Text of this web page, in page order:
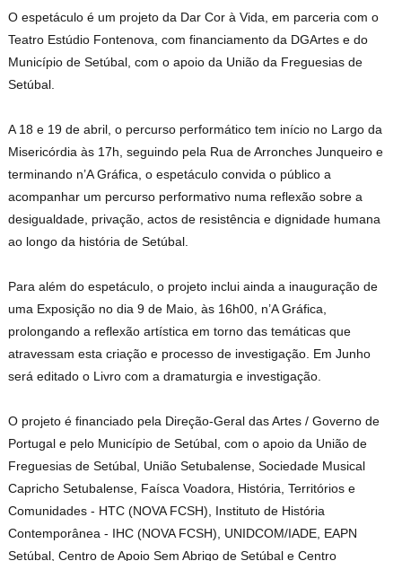
O espetáculo é um projeto da Dar Cor à Vida, em parceria com o
Teatro Estúdio Fontenova, com financiamento da DGArtes e do
Município de Setúbal, com o apoio da União da Freguesias de
Setúbal.
A 18 e 19 de abril, o percurso performático tem início no Largo da
Misericórdia às 17h, seguindo pela Rua de Arronches Junqueiro e
terminando n’A Gráfica, o espetáculo convida o público a
acompanhar um percurso performativo numa reflexão sobre a
desigualdade, privação, actos de resistência e dignidade humana
ao longo da história de Setúbal.
Para além do espetáculo, o projeto inclui ainda a inauguração de
uma Exposição no dia 9 de Maio, às 16h00, n’A Gráfica,
prolongando a reflexão artística em torno das temáticas que
atravessam esta criação e processo de investigação. Em Junho
será editado o Livro com a dramaturgia e investigação.
O projeto é financiado pela Direção-Geral das Artes / Governo de
Portugal e pelo Município de Setúbal, com o apoio da União de
Freguesias de Setúbal, União Setubalense, Sociedade Musical
Capricho Setubalense, Faísca Voadora, História, Territórios e
Comunidades - HTC (NOVA FCSH), Instituto de História
Contemporânea - IHC (NOVA FCSH), UNIDCOM/IADE, EAPN
Setúbal, Centro de Apoio Sem Abrigo de Setúbal e Centro